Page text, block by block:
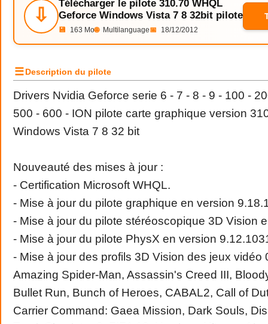
⇩
Télécharger le pilote 310.70 WHQL
Geforce Windows Vista 7 8 32bit pilote
💾 163 Mo🌐 Multilanguage📅 18/12/2012
☰Description du pilote
Drivers Nvidia Geforce serie 6 - 7 - 8 - 9 - 100 -
500 - 600 - ION pilote carte graphique version
Windows Vista 7 8 32 bit
Nouveauté des mises à jour :
- Certification Microsoft WHQL.
- Mise à jour du pilote graphique en version
- Mise à jour du pilote stéréoscopique 3D Vision
- Mise à jour du pilote PhysX en version
- Mise à jour des profils 3D Vision des jeux vidéo
Amazing Spider-Man, Assassin's Creed III,
Bullet Run, Bunch of Heroes, CABAL2, Call of
Carrier Command: Gaea Mission, Dark Souls,